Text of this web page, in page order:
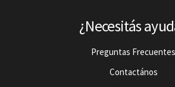
¿Necesitás
Preguntas Frecuentes
Contactános